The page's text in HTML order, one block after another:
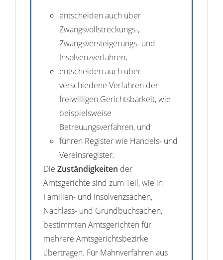
entscheiden auch über
Zwangsvollstreckungs-,
Zwangsversteigerungs- und
Insolvenzverfahren,
entscheiden auch über
verschiedene Verfahren der
freiwilligen Gerichtsbarkeit, wie
beispielsweise
Betreuungsverfahren, und
führen Register wie Handels- und
Vereinsregister.
Die Zuständigkeiten der
Amtsgerichte sind zum Teil, wie in
Familien- und Insolvenzsachen,
Nachlass- und Grundbuchsachen,
bestimmten Amtsgerichten für
mehrere Amtsgerichtsbezirke
übertragen. Für Mahnverfahren aus